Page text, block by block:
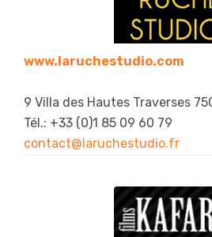
www.laruchestudio.com
9 Villa des Hautes Traverses
Tél.: +33 (0)1 85 09 60 79
contact@laruchestudio.fr